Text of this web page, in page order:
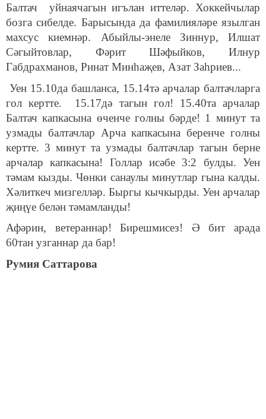
Балтач уйнаячагын игълан иттеләр. Хоккейчылар
бозга сибелде. Барысында да фамилияләре язылган
махсус киемнәр. Абыйлы-энеле Зиннур, Илшат
Сәгыйтовлар, Фәрит Шәфыйков, Илнур
Габдрахманов, Ринат Минһаҗев, Азат Заһриев...
Уен 15.10да башланса, 15.14тә арчалар балтачларга
гол кертте. 15.17дә тагын гол! 15.40та арчалар
Балтач капкасына өченче голны бәрде! 1 минут та
узмады балтачлар Арча капкасына беренче голны
кертте. 3 минут та узмады балтачлар тагын берне
арчалар капкасына! Голлар исәбе 3:2 булды. Уен
тәмам кызды. Чөнки санаулы минутлар гына калды.
Хәлиткеч мизгелләр. Быргы кычкырды. Уен арчалар
җиңүе белән тәмамланды!
Афәрин, ветераннар! Бирешмисез! Ә бит арада
60тан узганнар да бар!
Румия Саттарова